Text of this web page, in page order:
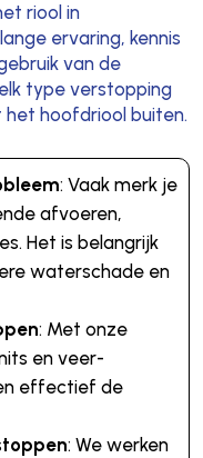
riool in
ervaring, kennis
van de
type verstopping
hoofdriool buiten.
: Vaak merk je
afvoeren,
Het is belangrijk
waterschade en
: Met onze
en veer-
effectief de
: We werken